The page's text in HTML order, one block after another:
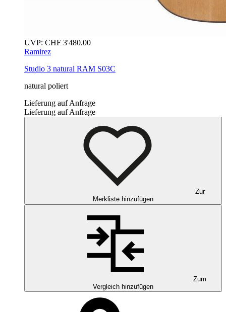
UVP: CHF 3'480.00
Ramirez
Studio 3 natural RAM S03C
natural poliert
Lieferung auf Anfrage
Lieferung auf Anfrage
Zur
Merkliste hinzufügen
Zum
Vergleich hinzufügen